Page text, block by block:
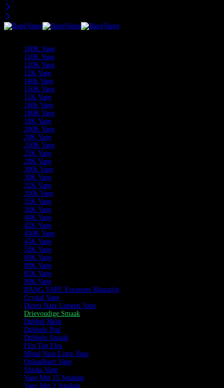
100K Vape
110K Vape
120K Vape
12K Vape
140k Vape
150K Vape
15K Vape
160k Vape
180K Vape
18K Vape
200K Vape
20K Vape
250K Vape
25K Vape
28K Vape
300k Vape
30K Vape
32K Vape
350k Vape
35K Vape
36K Vape
40K Vape
42K Vape
450K Vape
45K Vape
50K Vape
60K Vape
80K Vape
85K Vape
90K Vape
BANG VAPE Europees Magazijn
Crystal Vape
Direct Naar Longen Vape
Drievoudige Smaak
Dubbel Mesh
Dubbele Pod
Dubbele Smaak
Flip Top Fles
Mond Naar Long Vape
Oplaadbare Vape
Shisha Vape
Vape Met 15 Smaken
Vape Met 2 Smaken